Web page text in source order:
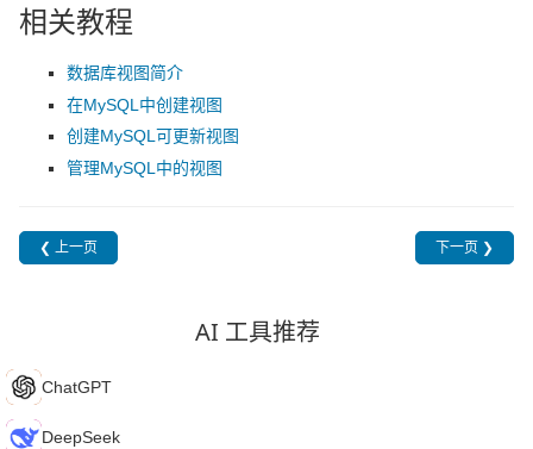
相关教程
数据库视图简介
在MySQL中创建视图
创建MySQL可更新视图
管理MySQL中的视图
❮ 上一页 下一页 ❯
AI 工具推荐
C ChatGPT
D DeepSeek